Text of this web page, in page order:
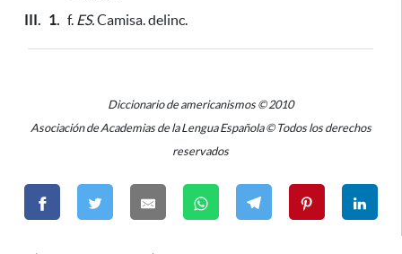
III. 1. f. ES.Camisa. delinc.
Diccionario de americanismos © 2010
Asociación de Academias de la Lengua Española © Todos los derechos
reservados